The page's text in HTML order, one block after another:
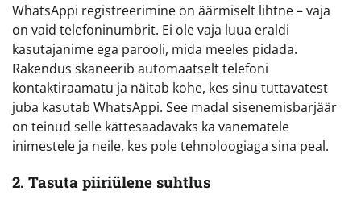
WhatsAppi registreerimine on äärmiselt lihtne – vaja
on vaid telefoninumbrit. Ei ole vaja luua eraldi
kasutajanime ega parooli, mida meeles pidada.
Rakendus skaneerib automaatselt telefoni
kontaktiraamatu ja näitab kohe, kes sinu tuttavatest
juba kasutab WhatsAppi. See madal sisenemisbarjäär
on teinud selle kättesaadavaks ka vanematele
inimestele ja neile, kes pole tehnoloogiaga sina peal.
2. Tasuta piiriülene suhtlus